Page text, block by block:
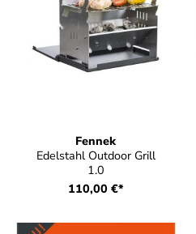
Fennek
Edelstahl Outdoor Grill
1.0
110,00 €*